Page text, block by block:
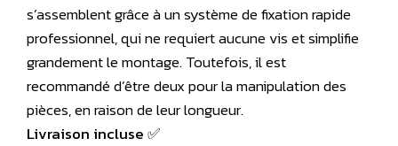
s’assemblent grâce à un système de fixation rapide
professionnel, qui ne requiert aucune vis et simplifie
grandement le montage. Toutefois, il est
recommandé d’être deux pour la manipulation des
pièces, en raison de leur longueur.
Livraison incluse ✅